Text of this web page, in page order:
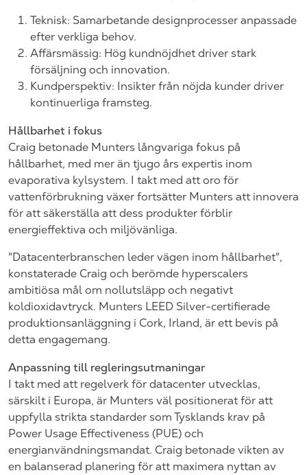
Teknisk: Samarbetande designprocesser anpassade
efter verkliga behov.
Affärsmässig: Hög kundnöjdhet driver stark
försäljning och innovation.
Kundperspektiv: Insikter från nöjda kunder driver
kontinuerliga framsteg.
Hållbarhet i fokus
Craig betonade Munters långvariga fokus på
hållbarhet, med mer än tjugo års expertis inom
evaporativa kylsystem. I takt med att oro för
vattenförbrukning växer fortsätter Munters att innovera
för att säkerställa att dess produkter förblir
energieffektiva och miljövänliga.
"Datacenterbranschen leder vägen inom hållbarhet",
konstaterade Craig och berömde hyperscalers
ambitiösa mål om nollutsläpp och negativt
koldioxidavtryck. Munters LEED Silver-certifierade
produktionsanläggning i Cork, Irland, är ett bevis på
detta engagemang.
Anpassning till regleringsutmaningar
I takt med att regelverk för datacenter utvecklas,
särskilt i Europa, är Munters väl positionerat för att
uppfylla strikta standarder som Tysklands krav på
Power Usage Effectiveness (PUE) och
energianvändningsmandat. Craig betonade vikten av
en balanserad planering för att maximera nyttan av